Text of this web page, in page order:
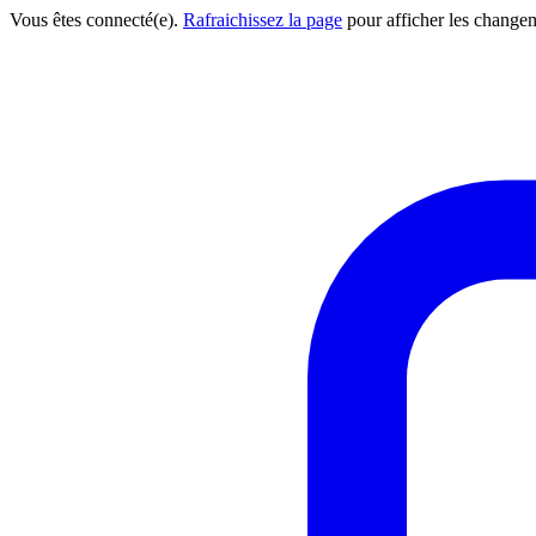
Vous êtes connecté(e). Rafraichissez la page pour afficher les